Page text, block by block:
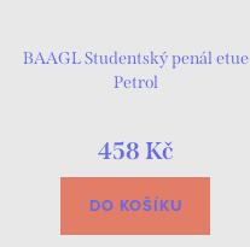
BAAGL Studentský penál etue
Petrol
458 Kč
DO KOŠÍKU